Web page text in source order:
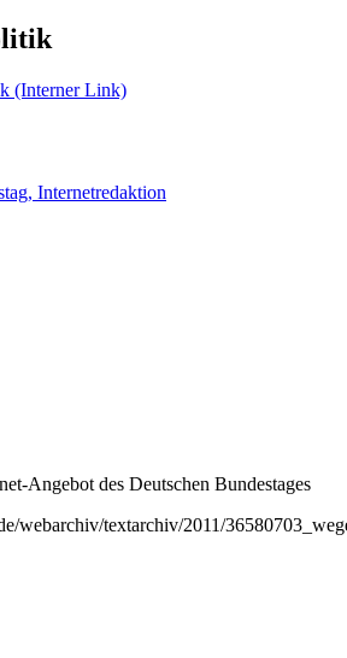
(Interner Link)
Internetredaktion
Angebot des Deutschen Bundestages
webarchiv/textarchiv/2011/